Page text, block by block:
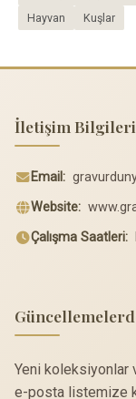
Hayvan
Kuşlar
İletişim Bilgileri
Email:
Website:
Çalışma Saatleri:
Yeni koleksiyonlar
e-posta listemize